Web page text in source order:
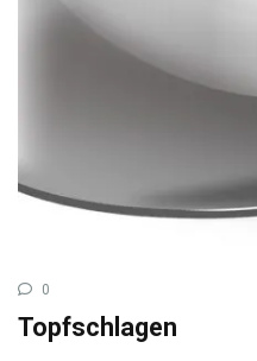
0
Topfschlagen